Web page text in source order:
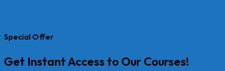
Special Offer
Get Instant Access to Our Courses!